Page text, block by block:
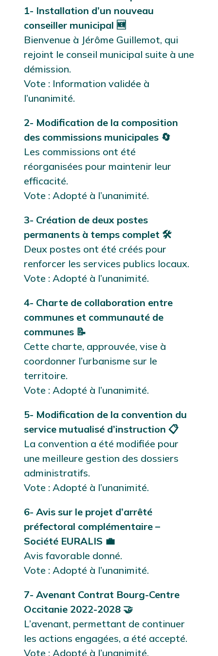
1- Installation d’un nouveau
conseiller municipal 🆕
Bienvenue à Jérôme Guillemot, qui
rejoint le conseil municipal suite à une
démission.
Vote : Information validée à
l’unanimité.
2- Modification de la composition
des commissions municipales 🔄
Les commissions ont été
réorganisées pour maintenir leur
efficacité.
Vote : Adopté à l’unanimité.
3- Création de deux postes
permanents à temps complet 🛠️
Deux postes ont été créés pour
renforcer les services publics locaux.
Vote : Adopté à l’unanimité.
4- Charte de collaboration entre
communes et communauté de
communes 📝
Cette charte, approuvée, vise à
coordonner l’urbanisme sur le
territoire.
Vote : Adopté à l’unanimité.
5- Modification de la convention du
service mutualisé d’instruction 📋
La convention a été modifiée pour
une meilleure gestion des dossiers
administratifs.
Vote : Adopté à l’unanimité.
6- Avis sur le projet d’arrêté
préfectoral complémentaire –
Société EURALIS 💼
Avis favorable donné.
Vote : Adopté à l’unanimité.
7- Avenant Contrat Bourg-Centre
Occitanie 2022-2028 🤝
L’avenant, permettant de continuer
les actions engagées, a été accepté.
Vote : Adopté à l’unanimité.